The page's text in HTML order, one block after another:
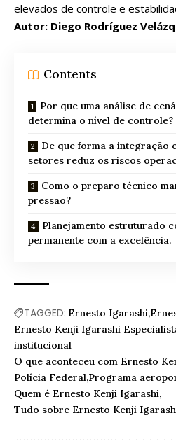
elevados de controle e
Autor: Diego Rodríguez
Contents
Por que uma análise de
determina o nível de controle?
De que forma a integração
setores reduz os riscos
Como o preparo técnico
pressão?
Planejamento estruturado
permanente com a excelência.
TAGGED: Ernesto Igarashi
Ernesto Kenji Igarashi
institucional
O que aconteceu com Ernesto
Polícia Federal Programa
Quem é Ernesto Kenji Igarashi
Tudo sobre Ernesto Kenji